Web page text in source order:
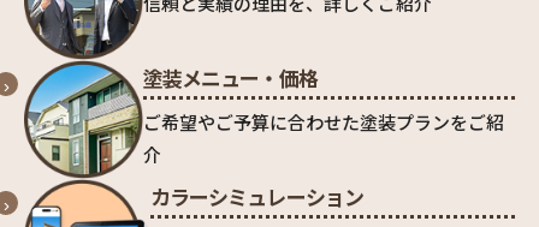
塗装メニュー・価格
ご希望やご予算に合わせた塗装プランをご紹
介
カラーシミュレーション